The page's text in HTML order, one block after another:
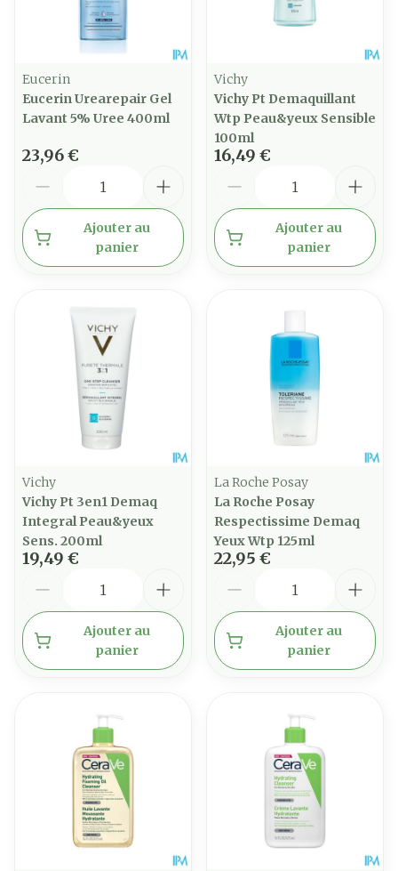
Eucerin
Eucerin Urearepair Gel
Lavant 5% Uree 400ml
23,96 €
Ajouter au
panier
Vichy
Vichy Pt Demaquillant
Wtp Peau&yeux Sensible
100ml
16,49 €
Ajouter au
panier
Vichy
Vichy Pt 3en1 Demaq
Integral Peau&yeux
Sens. 200ml
19,49 €
Ajouter au
panier
La Roche Posay
La Roche Posay
Respectissime Demaq
Yeux Wtp 125ml
22,95 €
Ajouter au
panier